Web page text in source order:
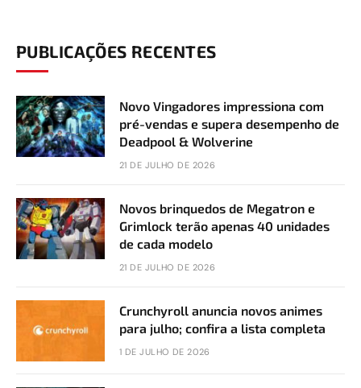
PUBLICAÇÕES RECENTES
Novo Vingadores impressiona com
pré-vendas e supera desempenho de
Deadpool & Wolverine
21 DE JULHO DE 2026
Novos brinquedos de Megatron e
Grimlock terão apenas 40 unidades
de cada modelo
21 DE JULHO DE 2026
Crunchyroll anuncia novos animes
para julho; confira a lista completa
1 DE JULHO DE 2026